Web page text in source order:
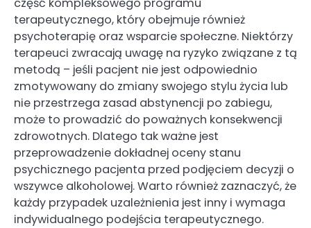
terapeutycznego, który obejmuje również
psychoterapię oraz wsparcie społeczne. Niektórzy
terapeuci zwracają uwagę na ryzyko związane z tą
metodą – jeśli pacjent nie jest odpowiednio
zmotywowany do zmiany swojego stylu życia lub
nie przestrzega zasad abstynencji po zabiegu,
może to prowadzić do poważnych konsekwencji
zdrowotnych. Dlatego tak ważne jest
przeprowadzenie dokładnej oceny stanu
psychicznego pacjenta przed podjęciem decyzji o
wszywce alkoholowej. Warto również zaznaczyć, że
każdy przypadek uzależnienia jest inny i wymaga
indywidualnego podejścia terapeutycznego.